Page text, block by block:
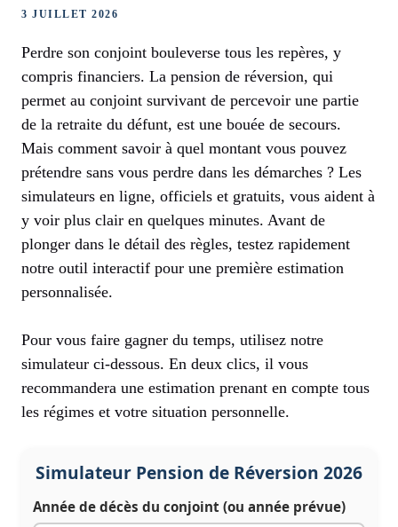
3 JUILLET 2026
Perdre son conjoint bouleverse tous les repères, y
compris financiers. La pension de réversion, qui
permet au conjoint survivant de percevoir une partie
de la retraite du défunt, est une bouée de secours.
Mais comment savoir à quel montant vous pouvez
prétendre sans vous perdre dans les démarches ? Les
simulateurs en ligne, officiels et gratuits, vous aident à
y voir plus clair en quelques minutes. Avant de
plonger dans le détail des règles, testez rapidement
notre outil interactif pour une première estimation
personnalisée.
Pour vous faire gagner du temps, utilisez notre
simulateur ci-dessous. En deux clics, il vous
recommandera une estimation prenant en compte tous
les régimes et votre situation personnelle.
Simulateur Pension de Réversion 2026
Année de décès du conjoint (ou année prévue)